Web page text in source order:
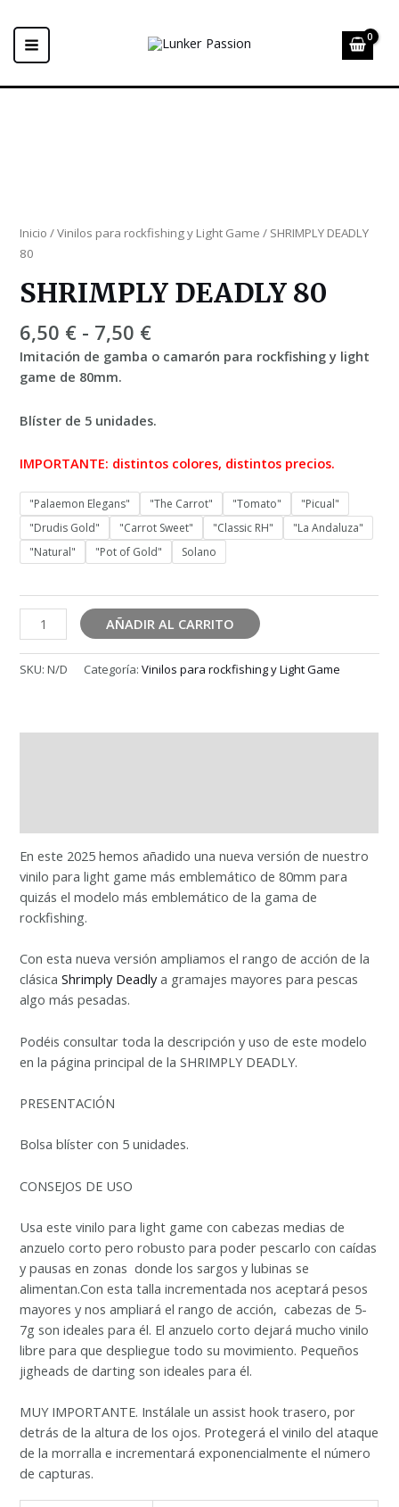
contenido
MAIN
MENU
Inicio /Vinilos para rockfishing y Light Game / SHRIMPLY DEADLY
80
SHRIMPLY DEADLY 80
6,50 € - 7,50 €Rango
de
precios:
6,50 €
hasta
7,50 €
Imitación de gamba o camarón para rockfishing y light
game de 80mm.
Blíster de 5 unidades.
IMPORTANTE: distintos colores, distintos precios.
"Palaemon Elegans" "The Carrot" "Tomato"
"Picual"
"Drudis Gold"
"Carrot Sweet" "Classic RH"
"La Andaluza"
"Natural"
"Pot of Gold" Solano
SHRIMPLY
DEADLY
80
cantidad
AÑADIR AL CARRITO
SKU:N/D Categoría:Vinilos para rockfishing y Light Game
En este 2025 hemos añadido una nueva versión de nuestro
vinilo para light game más emblemático de 80mm para
quizás el modelo más emblemático de la gama de
rockfishing.
Con esta nueva versión ampliamos el rango de acción de la
clásicaShrimply Deadlya gramajes mayores para pescas
algo más pesadas.
Podéis consultar toda la descripción y uso de este modelo
en la página principal de la SHRIMPLY DEADLY.
PRESENTACIÓN
Bolsa blíster con 5 unidades.
CONSEJOS DE USO
Usa este vinilo para light game con cabezas medias de
anzuelo corto pero robusto para poder pescarlo con caídas
y pausas en zonas donde los sargos y lubinas se
alimentan.Con esta talla incrementada nos aceptará pesos
mayores y nos ampliará el rango de acción, cabezas de 5-
7g son ideales para él. El anzuelo corto dejará mucho vinilo
libre para que despliegue todo su movimiento. Pequeños
jigheads de darting son ideales para él.
MUY IMPORTANTE. Instálale un assist hook trasero, por
detrás de la altura de los ojos. Protegerá el vinilo del ataque
de la morralla e incrementará exponencialmente el número
de capturas.